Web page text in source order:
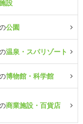
設
公園
温泉・スパリゾート
博物館・科学館
商業施設・百貨店